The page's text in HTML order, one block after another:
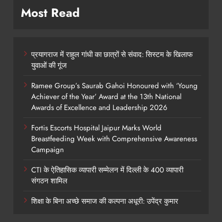
Most Read
प्रयागराज में राहुल गांधी का छात्रों से संवाद: सिस्टम के खिलाफ
युवाओं की गूंज
Ramee Group’s Saurab Gahoi Honoured with ‘Young
Achiever of the Year’ Award at the 13th National
Awards of Excellence and Leadership 2026
Fortis Escorts Hospital Jaipur Marks World
Breastfeeding Week with Comprehensive Awareness
Campaign
CTI के ऐतिहासिक व्यापारी सम्मेलन में दिल्ली के 400 व्यापारी
संगठन शामिल
शिक्षा के बिना अच्छे समाज की कल्पना अधूरी: उपेंद्र कुमार